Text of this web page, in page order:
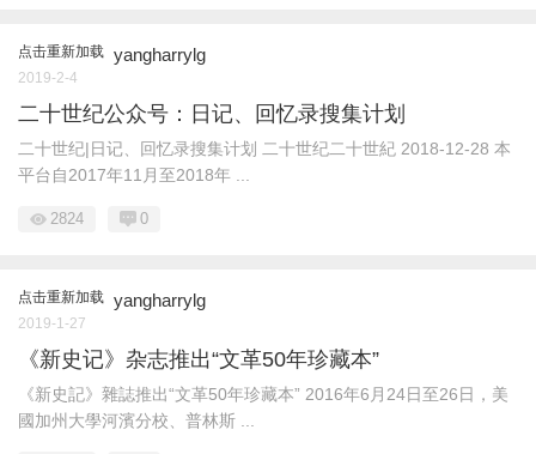
点击重新加载 yangharrylg
2019-2-4
二十世纪公众号：日记、回忆录搜集计划
二十世纪|日记、回忆录搜集计划 二十世纪二十世紀 2018-12-28 本
平台自2017年11月至2018年 ...
2824 0
点击重新加载 yangharrylg
2019-1-27
《新史记》杂志推出“文革50年珍藏本”
《新史記》雜誌推出“文革50年珍藏本” 2016年6月24日至26日，美
國加州大學河濱分校、普林斯 ...